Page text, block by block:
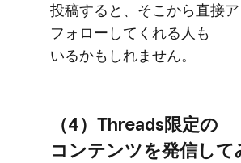
投稿すると、​そこから​直接
フォローしてくれる​人も​
いるかもしれません。
（4）​Threads限定の​
コンテンツを​発信して